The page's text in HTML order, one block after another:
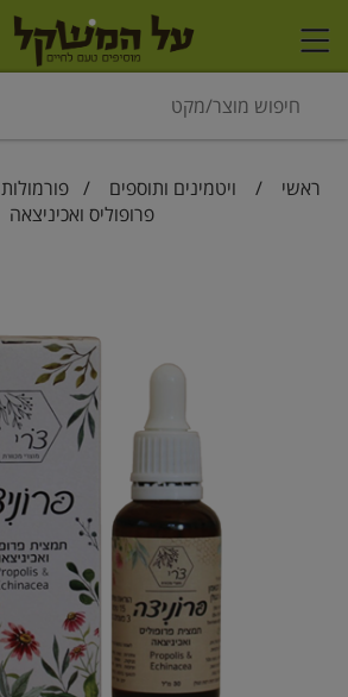
ראשי / ויטמינים ותוספים /פורמולות
פרופוליס ואכיניצאה